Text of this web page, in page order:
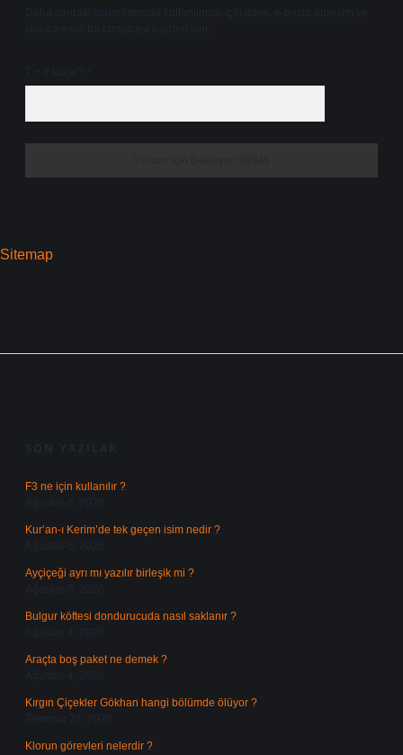
Daha sonraki yorumlarımda kullanılması için adım, e-posta adresim ve
site adresim bu tarayıcıya kaydedilsin.
7 + 8 kaçtır?
Sitemap
SON YAZILAR
F3 ne için kullanılır ?
Ağustos 6, 2026
Kur’an-ı Kerim’de tek geçen isim nedir ?
Ağustos 6, 2026
Ayçiçeği ayrı mı yazılır birleşik mi ?
Ağustos 5, 2026
Bulgur köftesi dondurucuda nasıl saklanır ?
Ağustos 4, 2026
Araçta boş paket ne demek ?
Ağustos 4, 2026
Kırgın Çiçekler Gökhan hangi bölümde ölüyor ?
Temmuz 27, 2026
Klorun görevleri nelerdir ?